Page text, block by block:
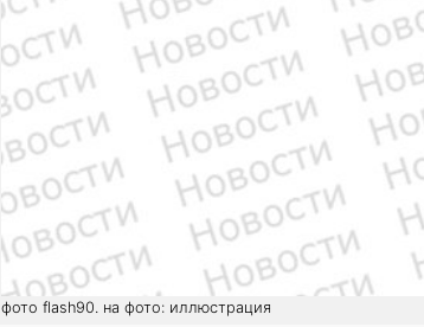
фото flash90. на фото: иллюстрация